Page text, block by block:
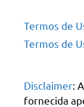
Termos de
Termos de
Disclaimer:
fornecida